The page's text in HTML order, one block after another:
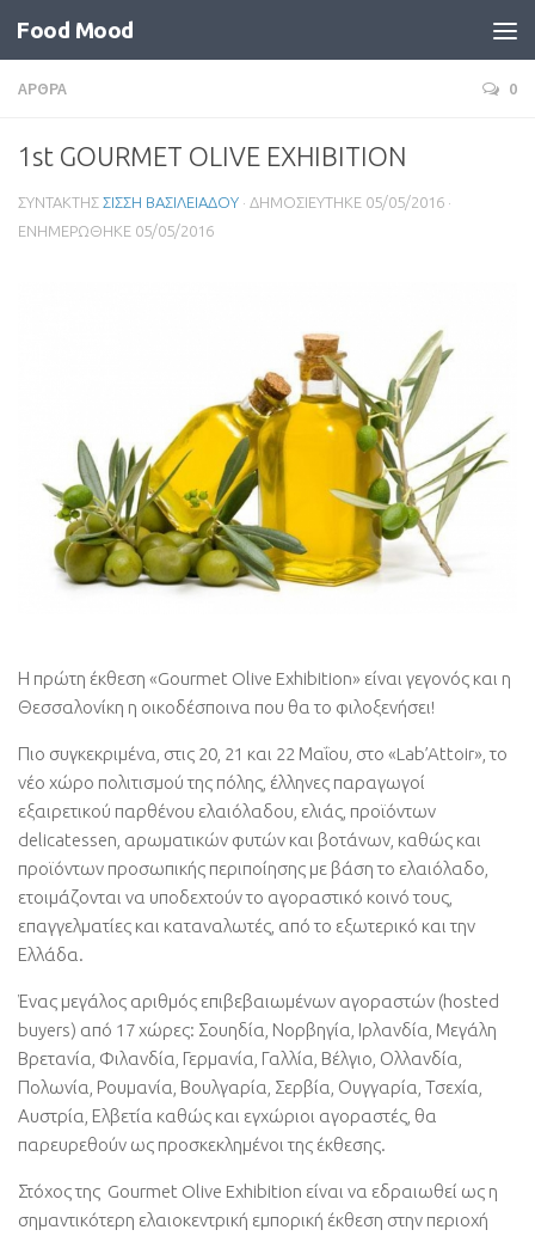
Food Mood
ΑΡΘΡΑ 0
1st GOURMET OLIVE EXHIBITION
ΣΥΝΤΑΚΤΗΣ ΣΙΣΣΗ ΒΑΣΙΛΕΙΑΔΟΥ · ΔΗΜΟΣΙΕΥΤΗΚΕ 05/05/2016 ·
ΕΝΗΜΕΡΩΘΗΚΕ 05/05/2016
Η πρώτη έκθεση «Gourmet Olive Exhibition» είναι γεγονός και η
Θεσσαλονίκη η οικοδέσποινα που θα το φιλοξενήσει!
Πιο συγκεκριμένα, στις 20, 21 και 22 Μαΐου, στο «Lab’Attoir», το
νέο χώρο πολιτισμού της πόλης, έλληνες παραγωγοί
εξαιρετικού παρθένου ελαιόλαδου, ελιάς, προϊόντων
delicatessen, αρωματικών φυτών και βοτάνων, καθώς και
προϊόντων προσωπικής περιποίησης με βάση το ελαιόλαδο,
ετοιμάζονται να υποδεχτούν το αγοραστικό κοινό τους,
επαγγελματίες και καταναλωτές, από το εξωτερικό και την
Ελλάδα.
Ένας μεγάλος αριθμός επιβεβαιωμένων αγοραστών (hosted
buyers) από 17 χώρες: Σουηδία, Νορβηγία, Ιρλανδία, Μεγάλη
Βρετανία, Φιλανδία, Γερμανία, Γαλλία, Βέλγιο, Ολλανδία,
Πολωνία, Ρουμανία, Βουλγαρία, Σερβία, Ουγγαρία, Τσεχία,
Αυστρία, Ελβετία καθώς και εγχώριοι αγοραστές, θα
παρευρεθούν ως προσκεκλημένοι της έκθεσης.
Στόχος της Gourmet Olive Exhibition είναι να εδραιωθεί ως η
σημαντικότερη ελαιοκεντρική εμπορική έκθεση στην περιοχή